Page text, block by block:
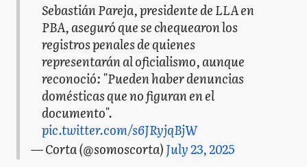
Sebastián Pareja, presidente de LLA en
PBA, aseguró que se chequearon los
registros penales de quienes
representarán al oficialismo, aunque
reconoció: "Pueden haber denuncias
domésticas que no figuran en el
documento".
pic.twitter.com/s6JRyjqBjW
— Corta (@somoscorta)July 23, 2025